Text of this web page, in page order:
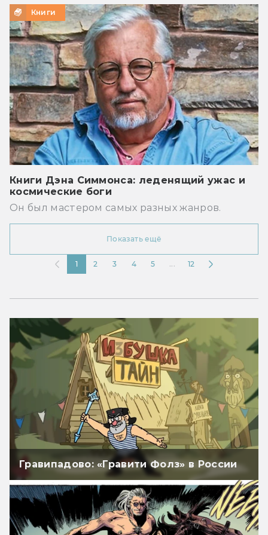
Книги
Книги Дэна Симмонса: леденящий ужас и
космические боги
Он был мастером самых разных жанров.
Показать ещё
1 2 3 4 5 12
...
Гравипадово: «Гравити Фолз» в России